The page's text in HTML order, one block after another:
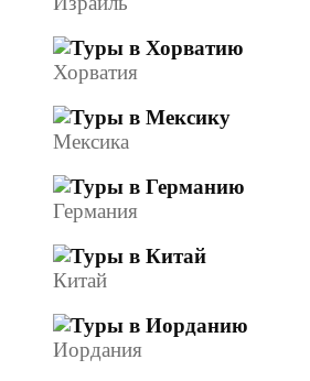
Хорватия
Мексика
Германия
Китай
Иордания